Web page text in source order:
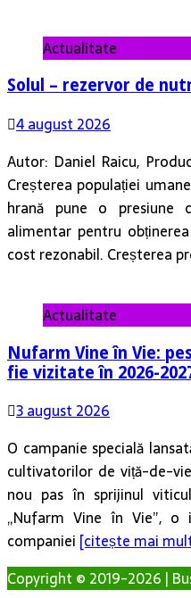
Actualitate
Solul – rezervor de
4 august 2026
Autor: Daniel Raicu,
Creșterea populației
hrană pune o presiune
alimentar pentru
cost rezonabil. Creșterea
Actualitate
Nufarm Vine în Vie:
fie vizitate în 2026-
3 august 2026
O campanie specială
cultivatorilor de viță-de-
nou pas în sprijinul
„Nufarm Vine în Vie”, o
companiei [citește mai
Copyright © 2019-2026 |